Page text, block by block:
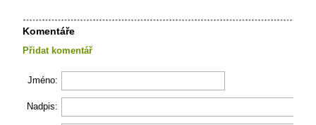
Komentáře
Přidat komentář
Jméno:
Nadpis: